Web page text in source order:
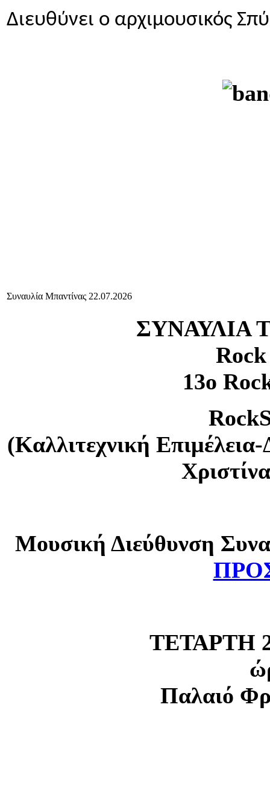
Διευθύνει ο αρχιμουσικός
Συναυλία Μπαντίνας 22.07.2026
ΣΥΝΑΥΛΙΑ
Rock
13ο
(Καλλιτεχνική
Μουσική Διεύθυνση
ΤΕΤΑΡΤΗ
Παλαιό